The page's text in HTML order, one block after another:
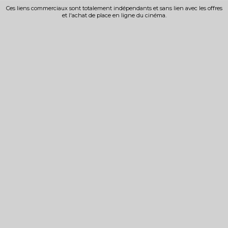
Ces liens commerciaux sont totalement indépendants et sans lien avec les offres
et l'achat de place en ligne du cinéma.